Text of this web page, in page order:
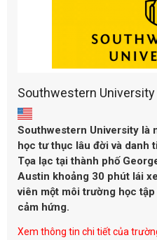
Southwestern University
Southwestern University là
học tư thục lâu đời và danh
Tọa lạc tại thành phố
Austin khoảng 30 phút lái
viên một môi trường học
cảm hứng.
Xem thông tin chi tiết của